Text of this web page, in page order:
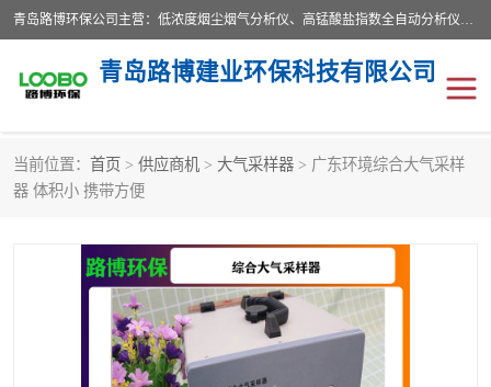
青岛路博环保公司主营：低浓度烟尘烟气分析仪、高锰酸盐指数全自动分析仪、便携式超声波明渠流量计、便携式水质采样器、恒温恒湿称重系统、手持式油烟检测仪等;是一家集环保科研、设计、生产、维护、销售和系统集成为一体的综合性高科技企业。路博人秉承"科学技术是第一生产力的重要理念，倡导环境友好型的生产、生活和消费方式。
青岛路博建业环保科技有限公司
当前位置： 首页 > 供应商机 > 大气采样器 > 广东环境综合大气采样
器 体积小 携带方便
生物安全柜
水质检测仪 手持式油烟检测仪
恒温恒湿称重系统 二恶英采集器
实验室仪器 LB-8110降水降尘采样器